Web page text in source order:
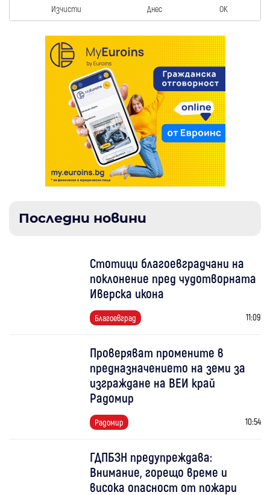
Изчисти Днес OK
Последни новини
Стотици благоевградчани на
поклонение пред чудотворната
Иверска икона
Благоевград 11:09
Проверяват промените в
предназначението на земи за
изграждане на ВЕИ край
Радомир
Радомир 10:54
ГДПБЗН предупреждава:
Внимание, горещо време и
висока опасност от пожари